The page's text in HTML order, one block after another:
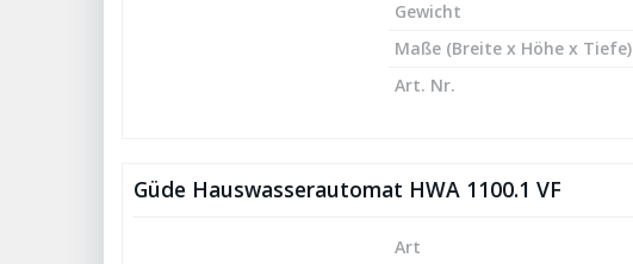
Gewicht
Maße (Breite x Höhe x Tiefe)
Art. Nr.
Güde Hauswasserautomat HWA 1100.1 VF
Art